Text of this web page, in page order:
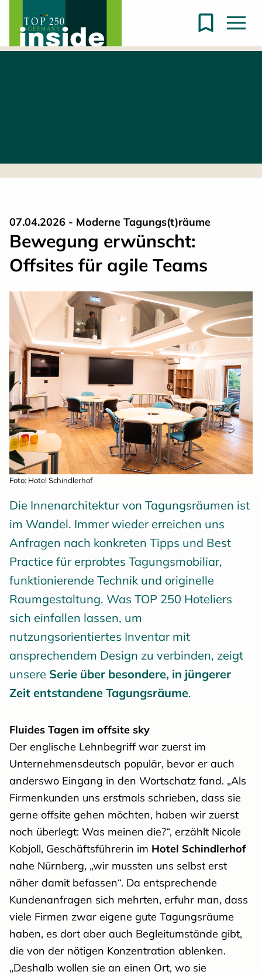
07.04.2026 - Moderne Tagungs(t)räume
Bewegung erwünscht:
Offsites für agile Teams
Foto: Hotel Schindlerhof
Die Innenarchitektur von Tagungsräumen ist
im Wandel. Immer wieder erreichen uns
Anfragen nach konkreten Tipps und Best
Practice für erprobtes Tagungsmobiliar,
funktionierende Technik und originelle
Raumgestaltung. Was TOP 250 Hoteliers
sich einfallen lassen, um
nutzungsorientiertes Inventar mit
ansprechendem Design zu verbinden, zeigt
unsere Serie über besondere, in jüngerer
Zeit entstandene Tagungsräume.
Fluides Tagen im offsite sky
Der englische Lehnbegriff war zuerst im
Unternehmensdeutsch populär, bevor er auch
anderswo Eingang in den Wortschatz fand. „Als
Firmenkunden uns erstmals schrieben, dass sie
gerne offsite gehen möchten, haben wir zuerst
noch überlegt: Was meinen die?“, erzählt Nicole
Kobjoll, Geschäftsführerin im Hotel Schindlerhof
nahe Nürnberg, „wir mussten uns selbst erst
näher damit befassen“. Da entsprechende
Kundenanfragen sich mehrten, erfuhr man, dass
viele Firmen zwar eigene gute Tagungsräume
haben, es dort aber auch Begleitumstände gibt,
die von der nötigen Konzentration ablenken.
„Deshalb wollen sie an einen Ort, wo sie